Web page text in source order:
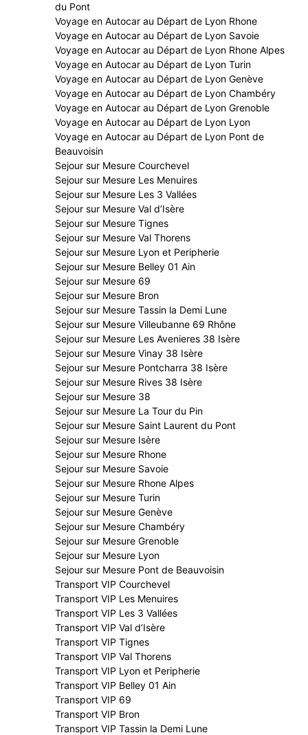
du Pont
Voyage en Autocar au Départ de Lyon Rhone
Voyage en Autocar au Départ de Lyon Savoie
Voyage en Autocar au Départ de Lyon Rhone Alpes
Voyage en Autocar au Départ de Lyon Turin
Voyage en Autocar au Départ de Lyon Genève
Voyage en Autocar au Départ de Lyon Chambéry
Voyage en Autocar au Départ de Lyon Grenoble
Voyage en Autocar au Départ de Lyon Lyon
Voyage en Autocar au Départ de Lyon Pont de
Beauvoisin
Sejour sur Mesure Courchevel
Sejour sur Mesure Les Menuires
Sejour sur Mesure Les 3 Vallées
Sejour sur Mesure Val d’Isère
Sejour sur Mesure Tignes
Sejour sur Mesure Val Thorens
Sejour sur Mesure Lyon et Peripherie
Sejour sur Mesure Belley 01 Ain
Sejour sur Mesure 69
Sejour sur Mesure Bron
Sejour sur Mesure Tassin la Demi Lune
Sejour sur Mesure Villeubanne 69 Rhône
Sejour sur Mesure Les Avenieres 38 Isère
Sejour sur Mesure Vinay 38 Isère
Sejour sur Mesure Pontcharra 38 Isère
Sejour sur Mesure Rives 38 Isère
Sejour sur Mesure 38
Sejour sur Mesure La Tour du Pin
Sejour sur Mesure Saint Laurent du Pont
Sejour sur Mesure Isère
Sejour sur Mesure Rhone
Sejour sur Mesure Savoie
Sejour sur Mesure Rhone Alpes
Sejour sur Mesure Turin
Sejour sur Mesure Genève
Sejour sur Mesure Chambéry
Sejour sur Mesure Grenoble
Sejour sur Mesure Lyon
Sejour sur Mesure Pont de Beauvoisin
Transport VIP Courchevel
Transport VIP Les Menuires
Transport VIP Les 3 Vallées
Transport VIP Val d’Isère
Transport VIP Tignes
Transport VIP Val Thorens
Transport VIP Lyon et Peripherie
Transport VIP Belley 01 Ain
Transport VIP 69
Transport VIP Bron
Transport VIP Tassin la Demi Lune